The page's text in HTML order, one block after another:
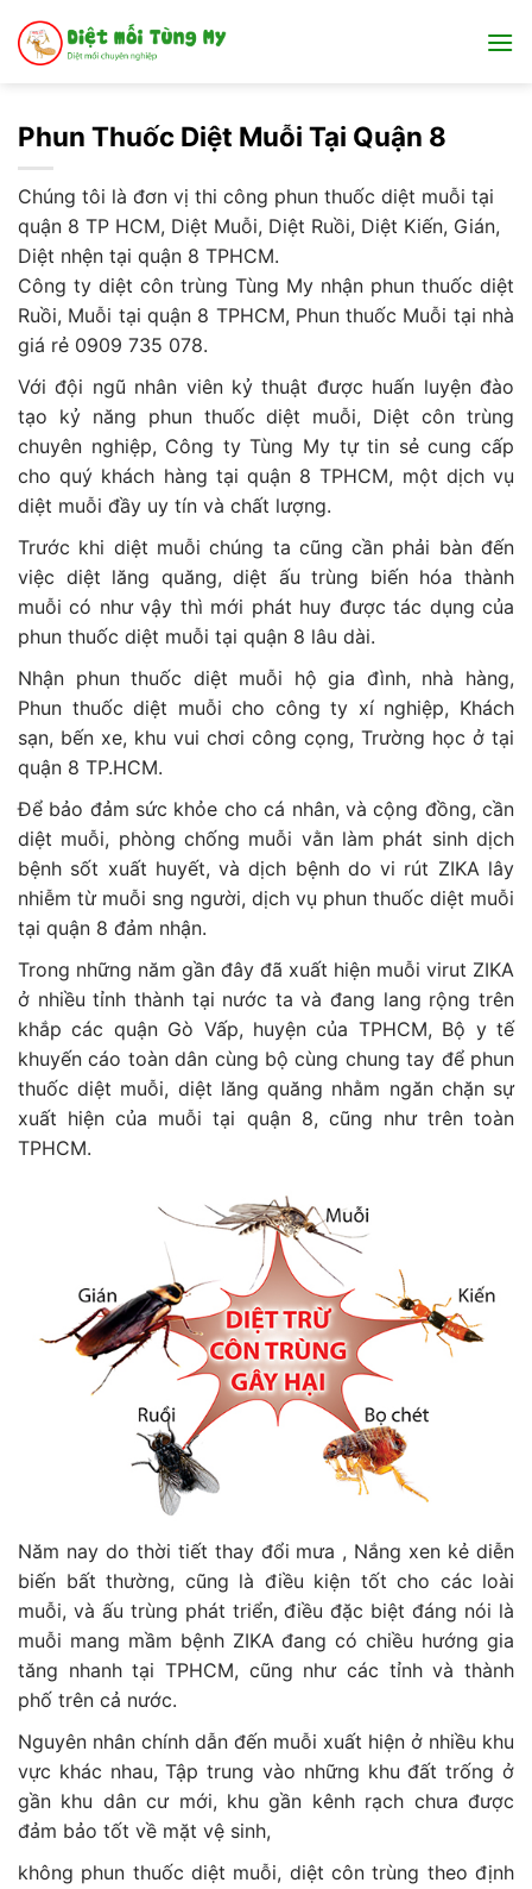
qua
Phun Thuốc Diệt Muỗi Tại Quận 8
Chúng tôi là đơn vị thi công phun thuốc diệt muỗi tại
quận 8 TP HCM, Diệt Muỗi, Diệt Ruồi, Diệt Kiến, Gián,
Diệt nhện tại quận 8 TPHCM.
Công ty diệt côn trùng Tùng My nhận phun thuốc diệt
Ruồi, Muỗi tại quận 8 TPHCM, Phun thuốc Muỗi tại nhà
giá rẻ 0909 735 078.
Với đội ngũ nhân viên kỷ thuật được huấn luyện đào
tạo kỷ năng phun thuốc diệt muỗi, Diệt côn trùng
chuyên nghiệp, Công ty Tùng My tự tin sẻ cung cấp
cho quý khách hàng tại quận 8 TPHCM, một dịch vụ
diệt muỗi đầy uy tín và chất lượng.
Trước khi diệt muỗi chúng ta cũng cần phải bàn đến
việc diệt lăng quăng, diệt ấu trùng biến hóa thành
muỗi có như vậy thì mới phát huy được tác dụng của
phun thuốc diệt muỗi tại quận 8 lâu dài.
Nhận phun thuốc diệt muỗi hộ gia đình, nhà hàng,
Phun thuốc diệt muỗi cho công ty xí nghiệp, Khách
sạn, bến xe, khu vui chơi công cọng, Trường học ở tại
quận 8 TP.HCM.
Để bảo đảm sức khỏe cho cá nhân, và cộng đồng, cần
diệt muỗi, phòng chống muỗi vằn làm phát sinh dịch
bệnh sốt xuất huyết, và dịch bệnh do vi rút ZIKA lây
nhiễm từ muỗi sng người, dịch vụ phun thuốc diệt muỗi
tại quận 8 đảm nhận.
Trong những năm gần đây đã xuất hiện muỗi virut ZIKA
ở nhiều tỉnh thành tại nước ta và đang lang rộng trên
khắp các quận Gò Vấp, huyện của TPHCM, Bộ y tế
khuyến cáo toàn dân cùng bộ cùng chung tay để phun
thuốc diệt muỗi, diệt lăng quăng nhằm ngăn chặn sự
xuất hiện của muỗi tại quận 8, cũng như trên toàn
TPHCM.
Năm nay do thời tiết thay đổi mưa , Nắng xen kẻ diễn
biến bất thường, cũng là điều kiện tốt cho các loài
muỗi, và ấu trùng phát triển, điều đặc biệt đáng nói là
muỗi mang mầm bệnh ZIKA đang có chiều hướng gia
tăng nhanh tại TPHCM, cũng như các tỉnh và thành
phố trên cả nước.
Nguyên nhân chính dẫn đến muỗi xuất hiện ở nhiều khu
vực khác nhau, Tập trung vào những khu đất trống ở
gần khu dân cư mới, khu gần kênh rạch chưa được
đảm bảo tốt về mặt vệ sinh,
không phun thuốc diệt muỗi, diệt côn trùng theo định